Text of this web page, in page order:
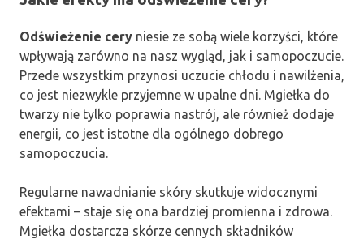
Odświeżenie cery niesie ze sobą wiele korzyści, które
wpływają zarówno na nasz wygląd, jak i samopoczucie.
Przede wszystkim przynosi uczucie chłodu i nawilżenia,
co jest niezwykle przyjemne w upalne dni. Mgiełka do
twarzy nie tylko poprawia nastrój, ale również dodaje
energii, co jest istotne dla ogólnego dobrego
samopoczucia.
Regularne nawadnianie skóry skutkuje widocznymi
efektami – staje się ona bardziej promienna i zdrowa.
Mgiełka dostarcza skórze cennych składników